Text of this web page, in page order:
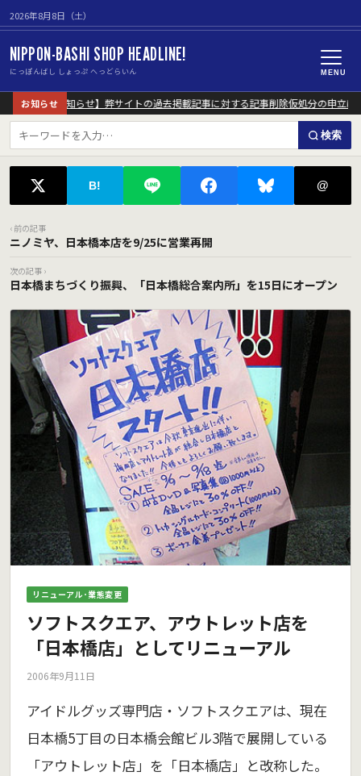
2026年8月8日（土）
NIPPON-BASHI SHOP HEADLINE!
にっぽんばし しょっぷ へっどらいん MENU
お知らせ
【重要なお知らせ】弊サイトの過去掲載記事に対する記事削除仮処分の申立につ
検索
B! @
‹ 前の記事
ニノミヤ、日本橋本店を9/25に営業再開
次の記事 ›
日本橋まちづくり振興、「日本橋総合案内所」を15日にオープン
リニューアル･業態変更
ソフトスクエア、アウトレット店を
「日本橋店」としてリニューアル
2006年9月11日
アイドルグッズ専門店・ソフトスクエアは、現在
日本橋5丁目の日本橋会館ビル3階で展開している
「アウトレット店」を「日本橋店」と改称した。